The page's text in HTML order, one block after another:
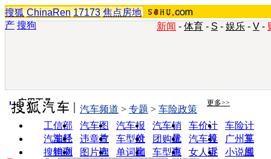
搜狐 ChinaRen 17173 焦点房地
产 搜狗 新闻 - 体育 - S - 娱乐 - V -
实用工具 更多>>
工信部
油耗
汽车图
片
汽车报
价
汽车销
量
车价计
算
车险计
算
汽车经
销商
违章查
询
车型对
比
团购优
惠
汽车投
诉
广州车
展
搜狗浏
图片欣
单词翻
车型查
女人宝
小说阅
汽车频道 > 专题 > 车险政策